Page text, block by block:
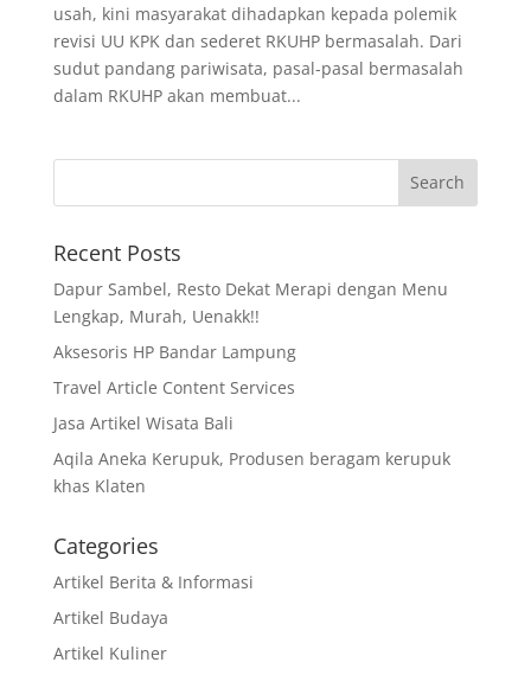
usah, kini masyarakat dihadapkan kepada polemik
revisi UU KPK dan sederet RKUHP bermasalah. Dari
sudut pandang pariwisata, pasal-pasal bermasalah
dalam RKUHP akan membuat...
Recent Posts
Dapur Sambel, Resto Dekat Merapi dengan Menu
Lengkap, Murah, Uenakk!!
Aksesoris HP Bandar Lampung
Travel Article Content Services
Jasa Artikel Wisata Bali
Aqila Aneka Kerupuk, Produsen beragam kerupuk
khas Klaten
Categories
Artikel Berita & Informasi
Artikel Budaya
Artikel Kuliner